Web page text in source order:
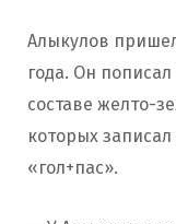
Алыкулов
года. Он
составе желто-
которых
«гол+пас».